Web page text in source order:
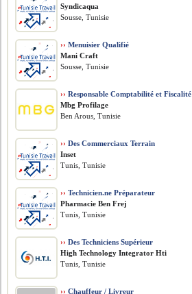
Syndicaqua
Sousse, Tunisie
›› Menuisier Qualifié
Mani Craft
Sousse, Tunisie
›› Responsable Comptabilité et Fiscalité
Mbg Profilage
Ben Arous, Tunisie
›› Des Commerciaux Terrain
Inset
Tunis, Tunisie
›› Technicien.ne Préparateur
Pharmacie Ben Frej
Tunis, Tunisie
›› Des Techniciens Supérieur
High Technology Integrator Hti
Tunis, Tunisie
›› Chauffeur / Livreur